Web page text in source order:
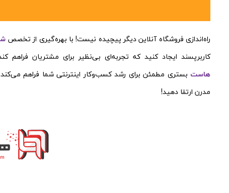
راه‌اندازی فروشگاه آنلاین دیگر پیچیده نیست! با بهره‌گیری از تخصص
کاربرپسند ایجاد کنید که تجربه‌ای بی‌نظیر برای مشتریان فراهم
هاست بستری مطمئن برای رشد کسب‌وکار اینترنتی شما فراهم
مدرن ارتقا دهید!